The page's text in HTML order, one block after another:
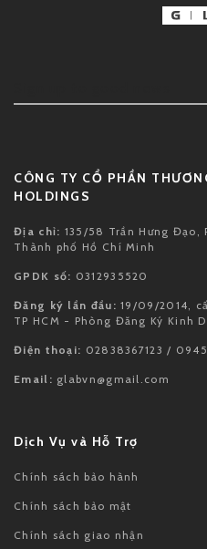
CÔNG TY CỔ PHẦN
HOLDINGS
Địa chỉ: 135/58 Trần Hưng Đạo,
Thành phố Hồ Chí Minh
GPDK số: 0312935520
Đăng ký lần đầu: 19/09/2014,
TP HCM - Phòng Đăng Ký Kinh
Điện thoại: 02838367123 /
Email: glabvn@gmail.com
Dịch Vụ và Hỗ Trợ
Chính sách bảo hành
Chính sách bảo mật
Chính sách giao nhận